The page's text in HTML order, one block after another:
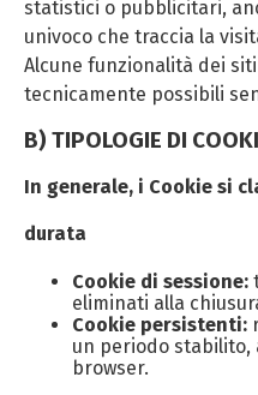
statistici o pubblicitari,
univoco che traccia la
Alcune funzionalità dei
tecnicamente possibili
B) TIPOLOGIE DI
In generale, i Cookie si
durata
Cookie di sessione:
eliminati alla
Cookie persistenti:
un periodo stabilito,
browser.